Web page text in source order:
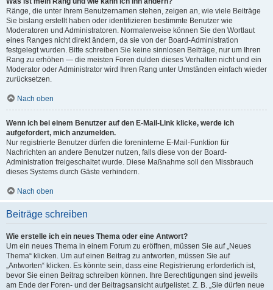
Ränge, die unter Ihrem Benutzernamen stehen, zeigen an, wie viele Beiträge
Sie bislang erstellt haben oder identifizieren bestimmte Benutzer wie
Moderatoren und Administratoren. Normalerweise können Sie den Wortlaut
eines Ranges nicht direkt ändern, da sie von der Board-Administration
festgelegt wurden. Bitte schreiben Sie keine sinnlosen Beiträge, nur um Ihren
Rang zu erhöhen — die meisten Foren dulden dieses Verhalten nicht und ein
Moderator oder Administrator wird Ihren Rang unter Umständen einfach wieder
zurücksetzen.
Nach oben
Wenn ich bei einem Benutzer auf den E-Mail-Link klicke, werde ich
aufgefordert, mich anzumelden.
Nur registrierte Benutzer dürfen die foreninterne E-Mail-Funktion für
Nachrichten an andere Benutzer nutzen, falls diese von der Board-
Administration freigeschaltet wurde. Diese Maßnahme soll den Missbrauch
dieses Systems durch Gäste verhindern.
Nach oben
Beiträge schreiben
Wie erstelle ich ein neues Thema oder eine Antwort?
Um ein neues Thema in einem Forum zu eröffnen, müssen Sie auf „Neues
Thema“ klicken. Um auf einen Beitrag zu antworten, müssen Sie auf
„Antworten“ klicken. Es könnte sein, dass eine Registrierung erforderlich ist,
bevor Sie einen Beitrag schreiben können. Ihre Berechtigungen sind jeweils
am Ende der Foren- und der Beitragsansicht aufgelistet. Z. B. „Sie dürfen neue